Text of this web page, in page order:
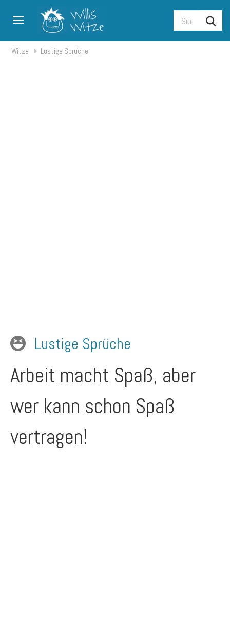
Toggle navigation
Witze Lustige Sprüche
Lustige Sprüche
Arbeit macht Spaß, aber
wer kann schon Spaß
vertragen!